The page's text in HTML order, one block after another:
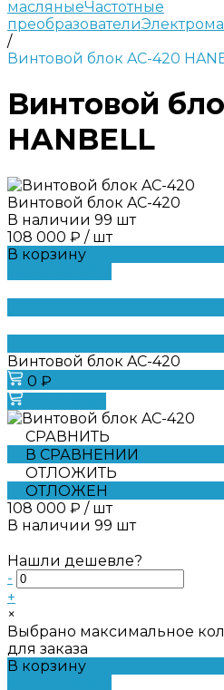
масляныеЧастотные
преобразователи
/
Винтовой блок AC-420
Винтовой
HANBELL
Винтовой блок AC-420
В наличии 99 шт
108 000 ₽ / шт
В корзину
Винтовой блок AC-420
0 ₽
СРАВНИТЬ
В СРАВНЕНИИ
ОТЛОЖИТЬ
ОТЛОЖЕН
108 000 ₽ / шт
В наличии 99 шт
Нашли дешевле?
-
+
×
Выбрано максимальное
для заказа
В корзину